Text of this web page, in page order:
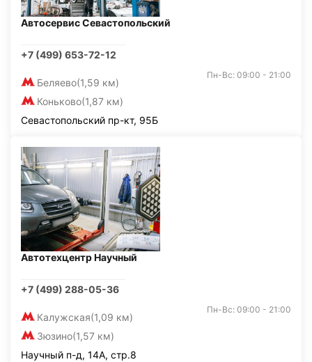
Автосервис Севастопольский
+7 (499) 653-72-12
Беляево(1,59 км)
Коньково(1,87 км)
Пн-Вс: 09:00 - 21:00
Севастопольский пр-кт, 95Б
Автотехцентр Научный
+7 (499) 288-05-36
Калужская(1,09 км)
Зюзино(1,57 км)
Пн-Вс: 09:00 - 21:00
Научный п-д, 14А, стр.8